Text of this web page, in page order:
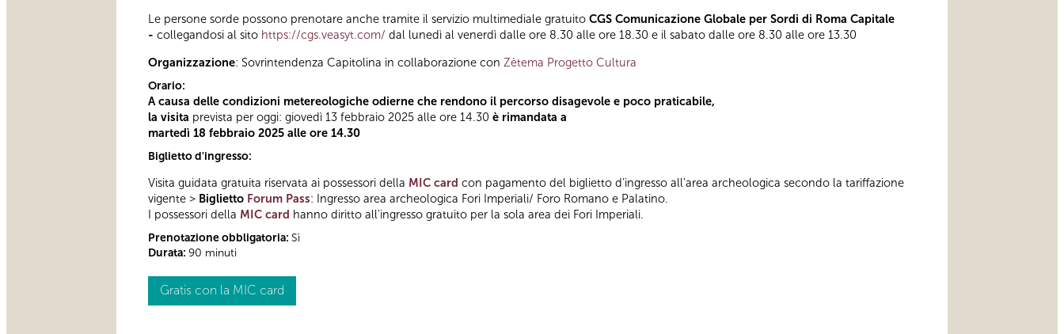
Le persone sorde possono prenotare anche tramite il servizio multimediale gratuito CGS Comunicazione Globale per Sordi di Roma Capitale
- collegandosi al sito https://cgs.veasyt.com/ dal lunedì al venerdì dalle ore 8.30 alle ore 18.30 e il sabato dalle ore 8.30 alle ore 13.30
Organizzazione: Sovrintendenza Capitolina in collaborazione con Zètema Progetto Cultura
Orario:
A causa delle condizioni metereologiche odierne che rendono il percorso disagevole e poco praticabile,
la visita prevista per oggi: giovedì 13 febbraio 2025 alle ore 14.30 è rimandata a
martedì 18 febbraio 2025 alle ore 14.30
Biglietto d'ingresso:
Visita guidata gratuita riservata ai possessori della MIC card con pagamento del biglietto d’ingresso all’area archeologica secondo la tariffazione
vigente > Biglietto Forum Pass: Ingresso area archeologica Fori Imperiali/ Foro Romano e Palatino.
I possessori della MIC card hanno diritto all'ingresso gratuito per la sola area dei Fori Imperiali.
Prenotazione obbligatoria: Sì
Durata: 90 minuti
Gratis con la MIC card